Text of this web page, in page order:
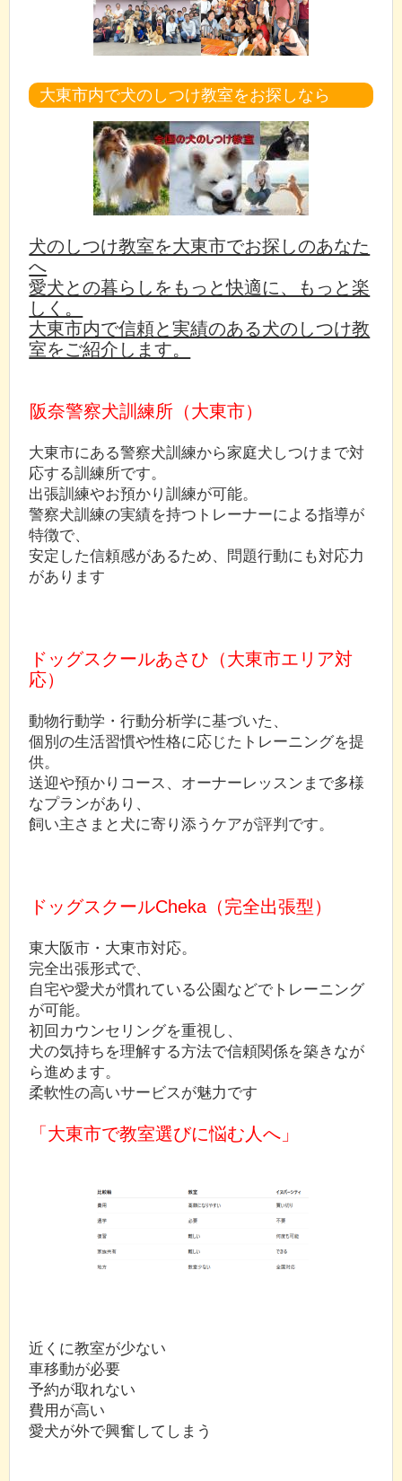
大東市内で犬のしつけ教室をお探しなら
犬のしつけ教室を大東市でお探しのあなた
へ
愛犬との暮らしをもっと快適に、もっと楽
しく。
大東市内で信頼と実績のある犬のしつけ教
室をご紹介します。
阪奈警察犬訓練所（大東市）
大東市にある警察犬訓練から家庭犬しつけまで対
応する訓練所です。
出張訓練やお預かり訓練が可能。
警察犬訓練の実績を持つトレーナーによる指導が
特徴で、
安定した信頼感があるため、問題行動にも対応力
があります
ドッグスクールあさひ（大東市エリア対
応）
動物行動学・行動分析学に基づいた、
個別の生活習慣や性格に応じたトレーニングを提
供。
送迎や預かりコース、オーナーレッスンまで多様
なプランがあり、
飼い主さまと犬に寄り添うケアが評判です。
ドッグスクールCheka（完全出張型）
東大阪市・大東市対応。
完全出張形式で、
自宅や愛犬が慣れている公園などでトレーニング
が可能。
初回カウンセリングを重視し、
犬の気持ちを理解する方法で信頼関係を築きなが
ら進めます。
柔軟性の高いサービスが魅力です
「大東市で教室選びに悩む人へ」
近くに教室が少ない
車移動が必要
予約が取れない
費用が高い
愛犬が外で興奮してしまう